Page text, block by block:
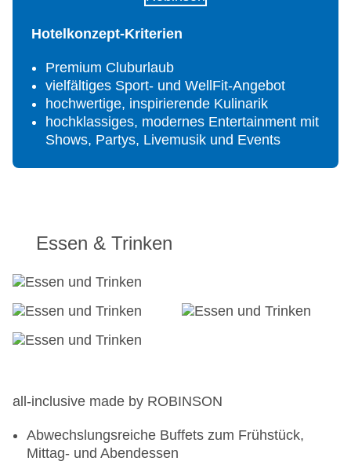
Hotelkonzept-Kriterien
Premium Cluburlaub
vielfältiges Sport- und WellFit-Angebot
hochwertige, inspirierende Kulinarik
hochklassiges, modernes Entertainment mit
Shows, Partys, Livemusik und Events
Essen & Trinken
all-inclusive made by ROBINSON
Abwechslungsreiche Buffets zum Frühstück,
Mittag- und Abendessen